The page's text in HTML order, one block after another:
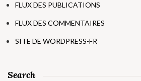
FLUX DES PUBLICATIONS
FLUX DES COMMENTAIRES
SITE DE WORDPRESS-FR
Search